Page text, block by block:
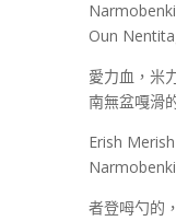
Oun
愛力血，米
南無盆嘎滑
Erish
者登呣勺的